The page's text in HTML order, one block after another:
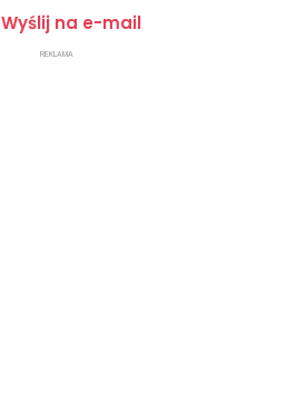
Wyślij na e-mail
REKLAMA